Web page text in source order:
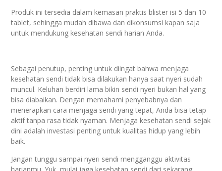
Produk ini tersedia dalam kemasan praktis blister isi 5 dan 10
tablet, sehingga mudah dibawa dan dikonsumsi kapan saja
untuk mendukung kesehatan sendi harian Anda.
Sebagai penutup, penting untuk diingat bahwa menjaga
kesehatan sendi tidak bisa dilakukan hanya saat nyeri sudah
muncul. Keluhan berdiri lama bikin sendi nyeri bukan hal yang
bisa diabaikan. Dengan memahami penyebabnya dan
menerapkan cara menjaga sendi yang tepat, Anda bisa tetap
aktif tanpa rasa tidak nyaman. Menjaga kesehatan sendi sejak
dini adalah investasi penting untuk kualitas hidup yang lebih
baik.
Jangan tunggu sampai nyeri sendi mengganggu aktivitas